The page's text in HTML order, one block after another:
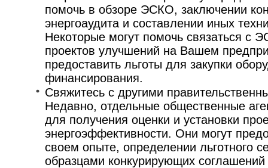
помочь в обзоре ЭСКО, заключении
энергоаудита и составлении иных
Некоторые могут помочь связаться с
проектов улучшений на Вашем
предоставить льготы для закупки
финансирования.
Свяжитесь с другими
Недавно, отдельные общественные
для получения оценки и установки
энергоэффективности. Они могут
своем опыте, определении льготного
образцами конкурирующих